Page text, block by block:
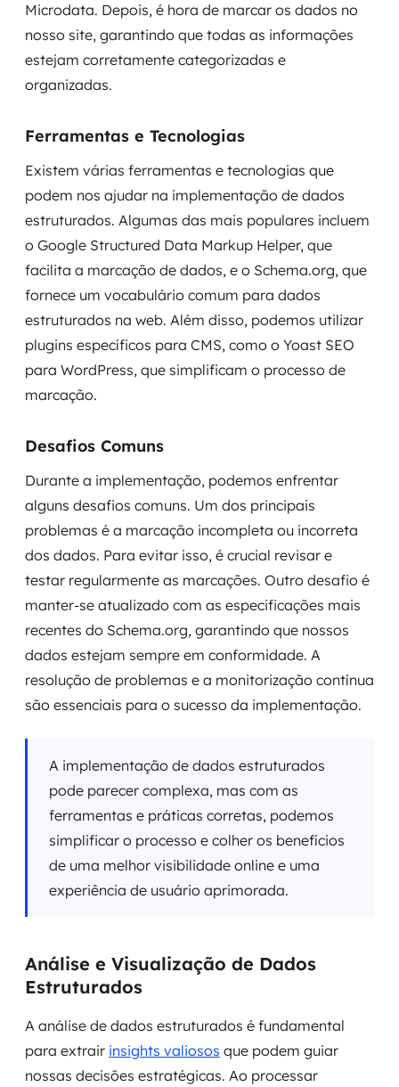
Microdata. Depois, é hora de marcar os dados no
nosso site, garantindo que todas as informações
estejam corretamente categorizadas e
organizadas.
Ferramentas e Tecnologias
Existem várias ferramentas e tecnologias que
podem nos ajudar na implementação de dados
estruturados. Algumas das mais populares incluem
o Google Structured Data Markup Helper, que
facilita a marcação de dados, e o Schema.org, que
fornece um vocabulário comum para dados
estruturados na web. Além disso, podemos utilizar
plugins específicos para CMS, como o Yoast SEO
para WordPress, que simplificam o processo de
marcação.
Desafios Comuns
Durante a implementação, podemos enfrentar
alguns desafios comuns. Um dos principais
problemas é a marcação incompleta ou incorreta
dos dados. Para evitar isso, é crucial revisar e
testar regularmente as marcações. Outro desafio é
manter-se atualizado com as especificações mais
recentes do Schema.org, garantindo que nossos
dados estejam sempre em conformidade. A
resolução de problemas e a monitorização contínua
são essenciais para o sucesso da implementação.
A implementação de dados estruturados
pode parecer complexa, mas com as
ferramentas e práticas corretas, podemos
simplificar o processo e colher os benefícios
de uma melhor visibilidade online e uma
experiência de usuário aprimorada.
Análise e Visualização de Dados
Estruturados
A análise de dados estruturados é fundamental
para extrair insights valiosos que podem guiar
nossas decisões estratégicas. Ao processar